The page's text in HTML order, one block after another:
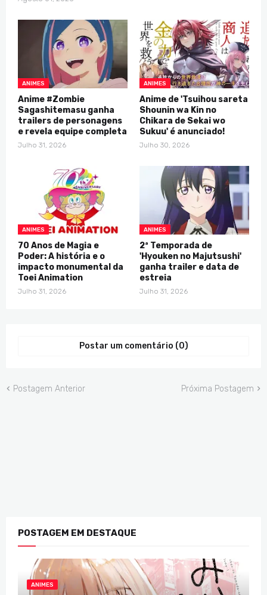
ANIMES
Anime #Zombie
Sagashitemasu ganha
trailers de personagens
e revela equipe completa
Julho 31, 2026
ANIMES
Anime de 'Tsuihou sareta
Shounin wa Kin no
Chikara de Sekai wo
Sukuu' é anunciado!
Julho 30, 2026
ANIMES
70 Anos de Magia e
Poder: A história e o
impacto monumental da
Toei Animation
Julho 31, 2026
ANIMES
2ª Temporada de
'Hyouken no Majutsushi'
ganha trailer e data de
estreia
Julho 31, 2026
Postar um comentário (0)
Postagem Anterior Próxima Postagem
POSTAGEM EM DESTAQUE
ANIMES